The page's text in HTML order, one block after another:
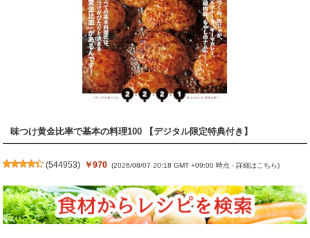
味つけ黄金比率で基本の料理100 【デジタル限定特典付き】
(544953) ￥970 (2026/08/07 20:18 GMT +09:00 時点 -詳細はこちら)